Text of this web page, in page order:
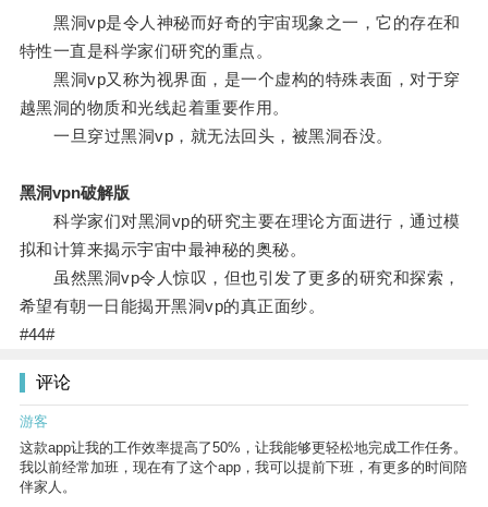
黑洞vp是令人神秘而好奇的宇宙现象之一，它的存在和
特性一直是科学家们研究的重点。
黑洞vp又称为视界面，是一个虚构的特殊表面，对于穿
越黑洞的物质和光线起着重要作用。
一旦穿过黑洞vp，就无法回头，被黑洞吞没。
黑洞vpn破解版
科学家们对黑洞vp的研究主要在理论方面进行，通过模
拟和计算来揭示宇宙中最神秘的奥秘。
虽然黑洞vp令人惊叹，但也引发了更多的研究和探索，
希望有朝一日能揭开黑洞vp的真正面纱。
#44#
评论
游客
这款app让我的工作效率提高了50%，让我能够更轻松地完成工作任务。
我以前经常加班，现在有了这个app，我可以提前下班，有更多的时间陪
伴家人。